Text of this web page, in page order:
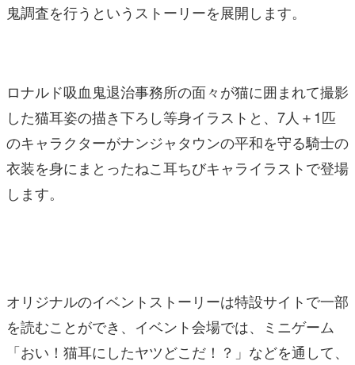
鬼調査を行うというストーリーを展開します。
ロナルド吸血鬼退治事務所の面々が猫に囲まれて撮影
した猫耳姿の描き下ろし等身イラストと、7人＋1匹
のキャラクターがナンジャタウンの平和を守る騎士の
衣装を身にまとったねこ耳ちびキャライラストで登場
します。
オリジナルのイベントストーリーは特設サイトで一部
を読むことができ、イベント会場では、ミニゲーム
「おい！猫耳にしたヤツどこだ！？」などを通して、